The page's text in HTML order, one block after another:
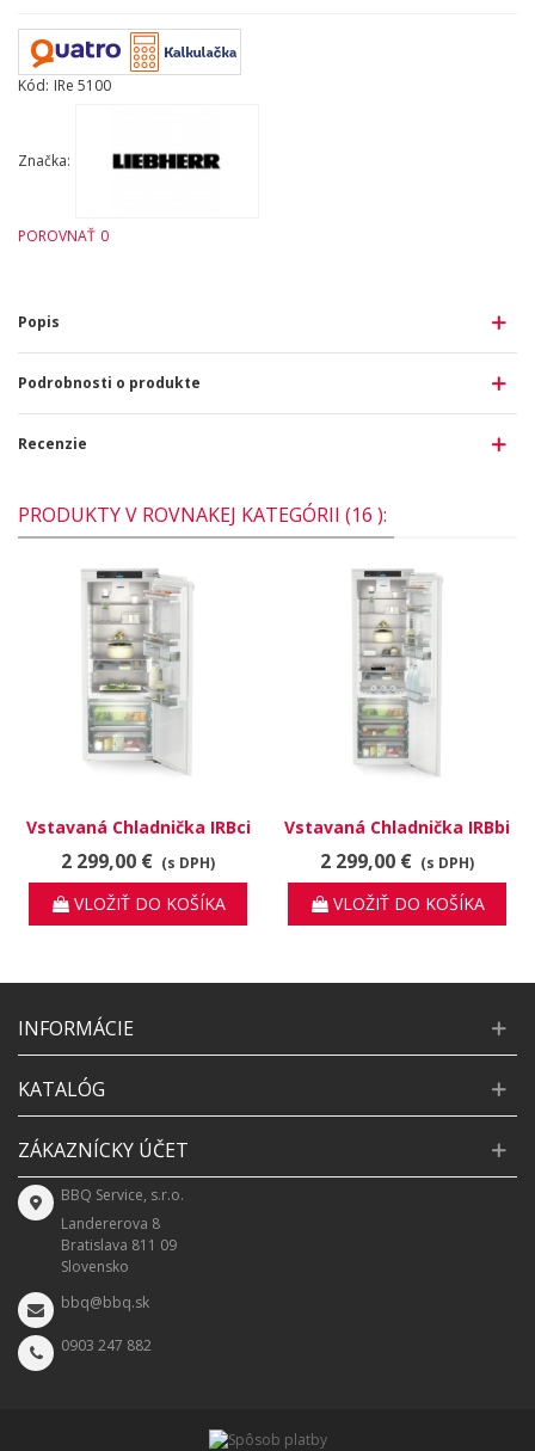
Kód: IRe 5100
Značka:
POROVNAŤ 0
Popis
Podrobnosti o produkte
Recenzie
PRODUKTY V ROVNAKEJ KATEGÓRII (16 ):
Vstavaná Chladnička IRBci
4550 Prime BioFresh
2 299,00 € (s DPH)
VLOŽIŤ DO KOŠÍKA
Vstavaná Chladnička IRBbi
5150 Prime BioFresh
2 299,00 € (s DPH)
VLOŽIŤ DO KOŠÍKA
INFORMÁCIE
KATALÓG
ZÁKAZNÍCKY ÚČET
BBQ Service, s.r.o.
Landererova 8
Bratislava 811 09
Slovensko
bbq@bbq.sk
0903 247 882